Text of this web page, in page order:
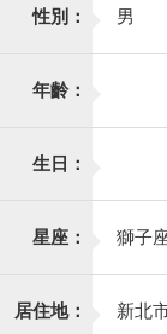
性別： 男
年齡：
生日：
星座： 獅子
居住地： 新北